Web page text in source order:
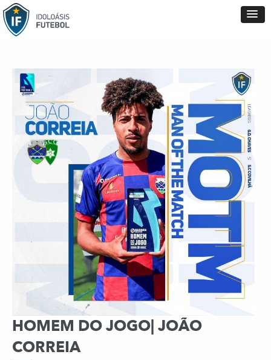
HOMEM DO JOGO| JOÃO
CORREIA